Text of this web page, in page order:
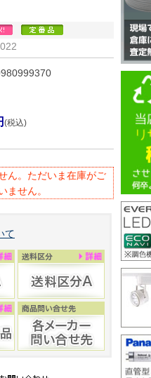
(税込)
ん。ただいま在庫がご
ません。
て